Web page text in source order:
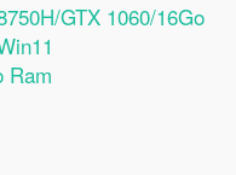
GTX 1060/16Go
Ram